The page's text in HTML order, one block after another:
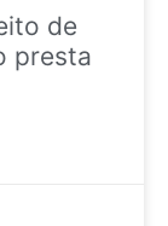
de
presta